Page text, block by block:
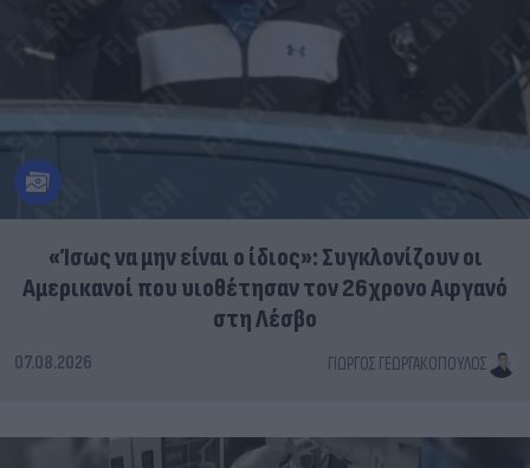
«Ίσως να μην είναι ο ίδιος»: Συγκλονίζουν οι
Αμερικανοί που υιοθέτησαν τον 26χρονο Αφγανό
στη Λέσβο
07.08.2026 ΓΙΏΡΓΟΣ ΓΕΩΡΓΑΚΌΠΟΥΛΟΣ